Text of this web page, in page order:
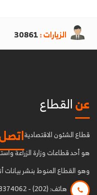
الزيارات :30861
عنالقطاع
قطاع الشئون الاقتصادية
هو أحد قطاعات وزارة الزراعة
وهو القطاع المنوط بنشر بيانات
هاتف: (202) - 33374062